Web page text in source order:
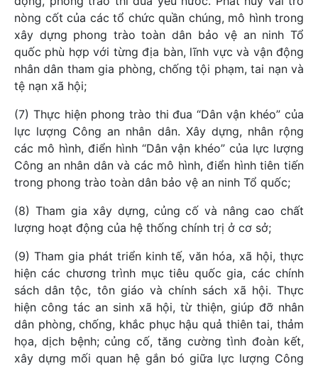
nòng cốt của các tổ chức quần chúng, mô hình trong
xây dựng phong trào toàn dân bảo vệ an ninh Tổ
quốc phù hợp với từng địa bàn, lĩnh vực và vận động
nhân dân tham gia phòng, chống tội phạm, tai nạn và
tệ nạn xã hội;
(7) Thực hiện phong trào thi đua “Dân vận khéo” của
lực lượng Công an nhân dân. Xây dựng, nhân rộng
các mô hình, điển hình “Dân vận khéo” của lực lượng
Công an nhân dân và các mô hình, điển hình tiên tiến
trong phong trào toàn dân bảo vệ an ninh Tổ quốc;
(8) Tham gia xây dựng, củng cố và nâng cao chất
lượng hoạt động của hệ thống chính trị ở cơ sở;
(9) Tham gia phát triển kinh tế, văn hóa, xã hội, thực
hiện các chương trình mục tiêu quốc gia, các chính
sách dân tộc, tôn giáo và chính sách xã hội. Thực
hiện công tác an sinh xã hội, từ thiện, giúp đỡ nhân
dân phòng, chống, khắc phục hậu quả thiên tai, thảm
họa, dịch bệnh; củng cố, tăng cường tình đoàn kết,
xây dựng mối quan hệ gắn bó giữa lực lượng Công